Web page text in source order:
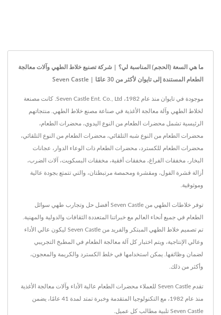
ما هي السعة (الحجم) المناسبة لي؟ | شركة تصنيع خلاط الطهي وآلات معالجة
الطعام المستندة إلى تايوان لأكثر من 30 عامًا | Seven Castle
موجودة في تايوان منذ عام 1982، Seven Castle Ent. Co., Ltd. كانت مصنعة
لخلاط الطهي وآلة معالجة الأغذية في صناعة مصنع خلاط الطهي. منتجاتهم
الرئيسية تشمل محضرات الطعام من النوع اليدوي، محضرات الطعام،
محضرات الطعام من النوع شبه التلقائي، محضرات الطعام من النوع التلقائي،
محضرات الطعام للكسترد، محضرات الطعام ذات الوعاء الدوار، عجانات
البخار، مخفقات الفراغ، مخفقات أفقية، مخفقات البسكويت، آلات الضرب،
أزالة قشرة الفول، ومقشرة ومحمصة مرتبطتان، والتي تتمتع بجودة عالية
وموثوقية.
توفر خلاطات الطهي من Seven Castle أفضل حل وتجارب طهي سوائل
الطعام في جميع أنحاء العالم مع خبراتنا المتعددة الثقافات والدولية والمهنية.
تم تصميم خلاط الطهي المبتكر والفريد من Seven Castle ليكون عالي الأداء
وعالي الإنتاجية، ويتم اختبار كل آلة معالجة الطعام في المطبخ التجريبي
لضمان وظائفها. يمكن استخدامها في خلط الكسترد والكريمة والمعجون،
وأكثر من ذلك.
تقدم Seven Castle للعملاء محضرات الطعام عالية الأداء وآلات معالجة الأغذية
منذ عام 1982، مع التكنولوجيا المتقدمة وخبرة تمتد لمدة 41 عامًا، يضمن
Seven Castle تلبية مطالب كل عميل.